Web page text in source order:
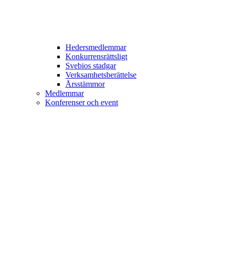
Hedersmedlemmar
Konkurrensrättsligt
Svebios stadgar
Verksamhetsberättelse
Årsstämmor
Medlemmar
Konferenser och event